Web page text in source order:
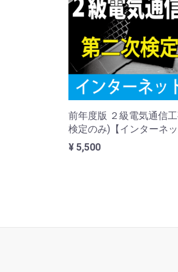
前年度版 ２級電気通信
検定のみ)【インターネッ
¥ 5,500